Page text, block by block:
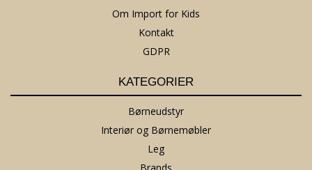
Om Import for Kids
Kontakt
GDPR
KATEGORIER
Børneudstyr
Interiør og Børnemøbler
Leg
Brands